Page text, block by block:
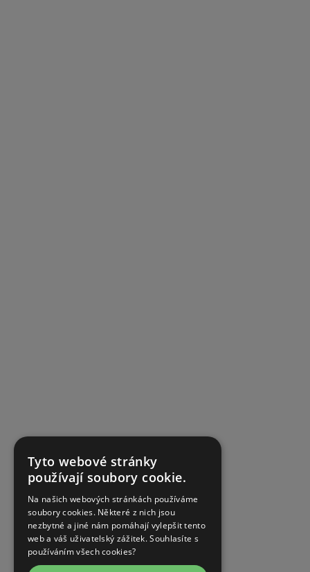
Tyto webové stránky
používají soubory cookie.
Na našich webových stránkách používáme
soubory cookies. Některé z nich jsou
nezbytné a jiné nám pomáhají vylepšit tento
web a váš uživatelský zážitek. Souhlasíte s
používáním všech cookies?